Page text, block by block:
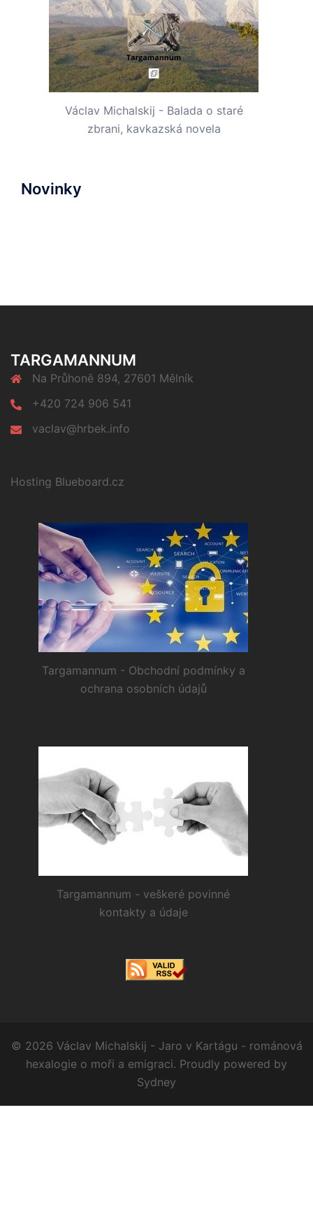
Václav Michalskij - Balada o staré
zbrani, kavkazská novela
Novinky
TARGAMANNUM
Na Průhoně 894, 27601 Mělník
+420 724 906 541
vaclav@hrbek.info
Hosting Blueboard.cz
Targamannum - Obchodní podmínky a
ochrana osobních údajů
Targamannum - veškeré povinné
kontakty a údaje
© 2026 Václav Michalskij - Jaro v Kartágu - románová
hexalogie o moři a emigraci. Proudly powered by
Sydney